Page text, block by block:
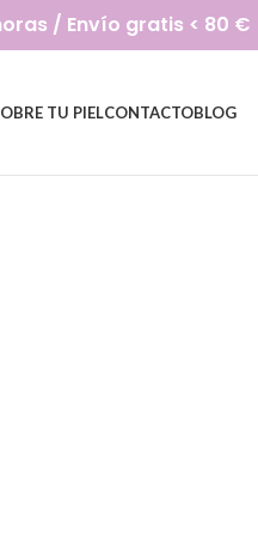
/ Envío gratis < 80 €
TU PIELCONTACTOBLOG